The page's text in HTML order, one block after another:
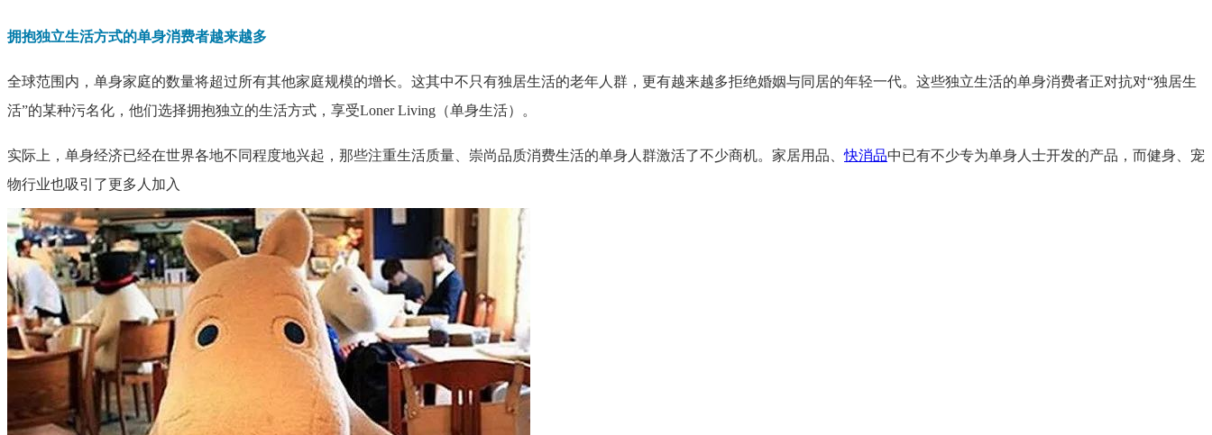
拥抱独立生活方式的单身消费者越来越多
全球范围内，单身家庭的数量将超过所有其他家庭规模的增长。这其中不只有独居生活的老年人群，更有越来越多拒绝婚姻与同居的年轻一代。这些独立生活的单身消费者正对抗对“独居生
活”的某种污名化，他们选择拥抱独立的生活方式，享受Loner Living（单身生活）。
实际上，单身经济已经在世界各地不同程度地兴起，那些注重生活质量、崇尚品质消费生活的单身人群激活了不少商机。家居用品、快消品中已有不少专为单身人士开发的产品，而健身、宠
物行业也吸引了更多人加入